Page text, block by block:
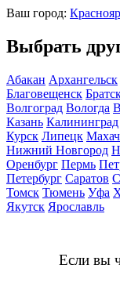
Ваш город:
Выбрать
Абакан Архангельск
Благовещенск
Волгоград Вологда
Казань Калининград
Курск Липецк
Нижний Новгород
Оренбург Пермь
Петербург Саратов
Томск Тюмень Уфа
Якутск Ярославль
Если вы